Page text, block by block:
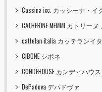
Cassina ixc. カッシーナ・イ
CATHERINE MEMMI カトリーヌ
cattelan italia カッテランイ
CIBONE シボネ
CONDEHOUSE カンディハウス
DePadova デパドヴァ